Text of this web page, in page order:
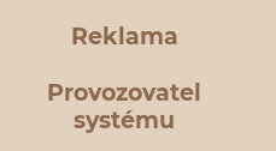
Reklama
Provozovatel
systému